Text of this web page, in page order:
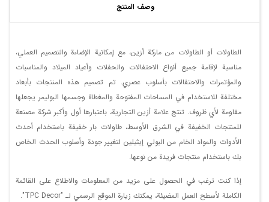
وصف المنتج
الطاولات أو الطاولات من ماركة أزين، مع إمكانية الإضاءة والتصميم العملي،
مناسبة لإقامة جميع أنواع الاحتفالات والحفلات وأعياد الميلاد والمناسبات
والمؤتمرات والاحتفالات بأسلوب عصري. تم تصميم هذه المنتجات بأبعاد
مختلفة للاستخدام في المساحات المفتوحة والمغطاة وجسمها البوليمر يجعلها
مقاومة لأي ظروف. تنتج علامة أزين التجارية، باعتبارها أول وأكبر شركة مصنعة
للمنتجات الخفيفة في الشرق الأوسط، طاولات بار خفيفة باستخدام أحدث
الأدوات والمواد الخام من البولي إيثيلين لتغيير جودة وأسلوب الحدث الخاص
بك باستخدام منتجات فريدة من نوعها.
إذا كنت ترغب في الحصول على مزيد من المعلومات والاطلاع على القائمة
الكاملة لأسطح العمل المضيئة، يمكنك زيارة الموقع الرسمي لـ "TPC Decor".